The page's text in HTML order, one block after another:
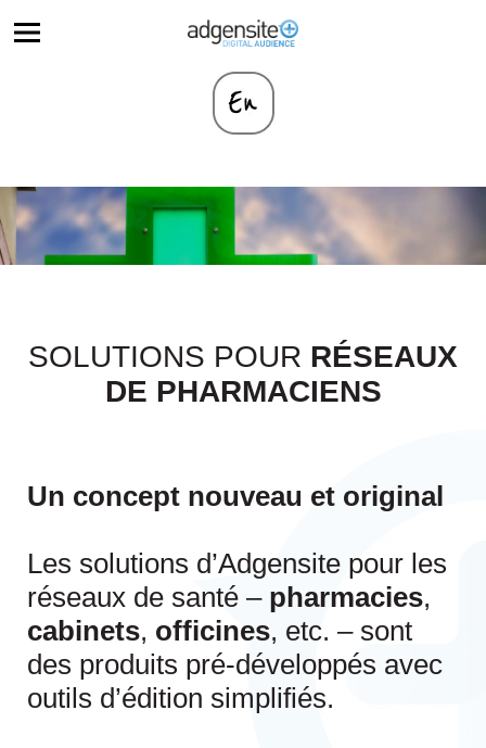
SOLUTIONS POUR RÉSEAUX
DE PHARMACIENS
Un concept nouveau et original
Les solutions d’Adgensite pour les
réseaux de santé – pharmacies,
cabinets, officines, etc. – sont
des produits pré-développés avec
outils d’édition simplifiés.